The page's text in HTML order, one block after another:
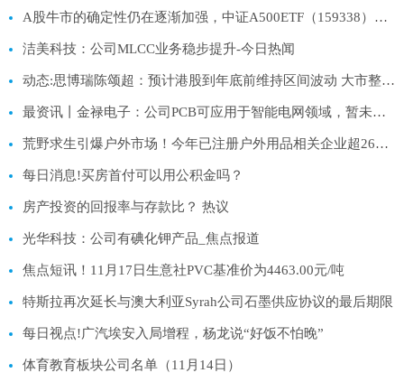
A股牛市的确定性仍在逐渐加强，中证A500ETF（159338）净流入近3000万份-速看料
洁美科技：公司MLCC业务稳步提升-今日热闻
动态:思博瑞陈颂超：预计港股到年底前维持区间波动 大市整理期是入市良机
最资讯丨金禄电子：公司PCB可应用于智能电网领域，暂未应用于风电领域
荒野求生引爆户外市场！今年已注册户外用品相关企业超260万家
每日消息!买房首付可以用公积金吗？
房产投资的回报率与存款比？ 热议
光华科技：公司有碘化钾产品_焦点报道
焦点短讯！11月17日生意社PVC基准价为4463.00元/吨
特斯拉再次延长与澳大利亚Syrah公司石墨供应协议的最后期限
每日视点!广汽埃安入局增程，杨龙说“好饭不怕晚”
体育教育板块公司名单（11月14日）